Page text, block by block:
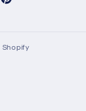
Pinterest
Shopify